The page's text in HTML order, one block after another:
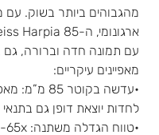
מהגבוהים ביותר בשוק.
עם תמונה חדה וברורה,
מאפיינים עיקריים:
•עדשה
לחדות יוצאת דופן גם